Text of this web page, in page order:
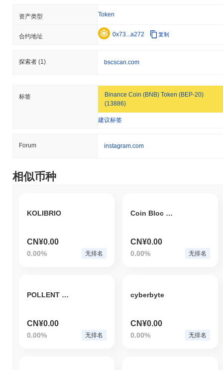
资产类型 Token
合约地址 0x73...a272 复制
探索者 (1) bscscan.com
标签
Binance Coin (BNB) Token (BEP-20)
(13886)
建议标签
Forum instagram.com
相似币种
KOLIBRIO
CN¥0.00
0.00% 无排名
Coin Bloc Shift
CN¥0.00
0.00% 无排名
POLLENT GOLD COIN
CN¥0.00
0.00% 无排名
cyberbyte
CN¥0.00
0.00% 无排名